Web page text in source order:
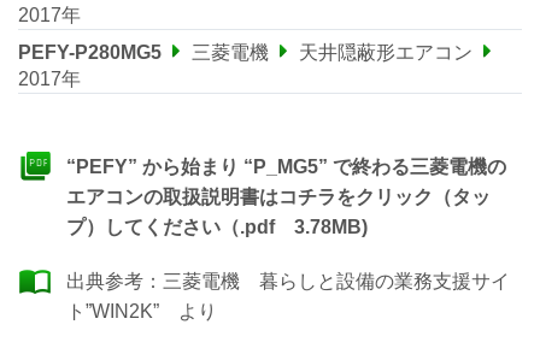
2017年
PEFY-P280MG5
三菱電機
天井隠蔽形エアコン
2017年
“PEFY” から始まり “P_MG5” で終わる三菱電機の
エアコンの取扱説明書はコチラをクリック（タッ
プ）してください（.pdf 3.78MB)
出典参考： 三菱電機 暮らしと設備の業務支援サイ
ト”WIN2K” より